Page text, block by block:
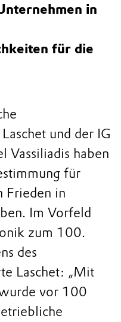
in
für die
und der IG
Vassiliadis haben
für
Frieden in
Im Vorfeld
zum 100.
des
Laschet: „Mit
vor 100